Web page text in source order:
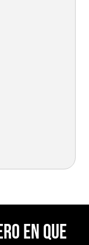
en Que